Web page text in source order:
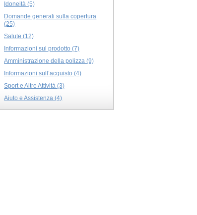
Idoneità (5)
Domande generali sulla copertura
(25)
Salute (12)
Informazioni sul prodotto (7)
Amministrazione della polizza (9)
Informazioni sull’acquisto (4)
Sport e Altre Attività (3)
Aiuto e Assistenza (4)